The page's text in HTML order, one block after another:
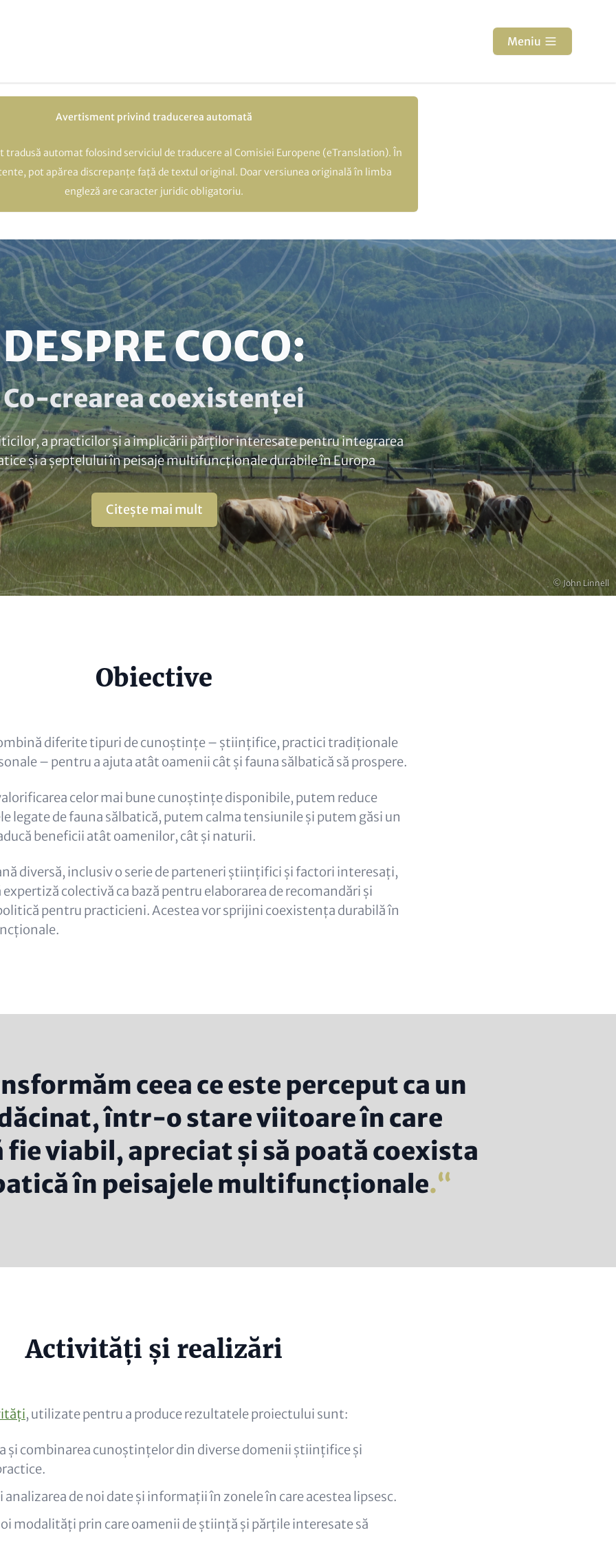
Meniu
Avertisment privind traducerea automată
tradusă automat folosind serviciul de traducere al Comisiei Europene (eTranslation). În
pot apărea discrepanțe față de textul original. Doar versiunea originală în limba
engleză are caracter juridic obligatoriu.
Copyright
© John Linnell
DESPRE COCO:
Co-crearea coexistenței
a practicilor și a implicării părților interesate pentru integrarea
și a șeptelului în peisaje multifuncționale durabile în Europa
Citește mai mult
Obiective
diferite tipuri de cunoștințe – științifice, practici tradiționale
– pentru a ajuta atât oamenii cât și fauna sălbatică să prospere.
celor mai bune cunoștințe disponibile, putem reduce
legate de fauna sălbatică, putem calma tensiunile și putem găsi un
beneficii atât oamenilor, cât și naturii.
diversă, inclusiv o serie de parteneri științifici și factori interesați,
colectivă ca bază pentru elaborarea de recomandări și
pentru practicieni. Acestea vor sprijini coexistența durabilă în
ceea ce este perceput ca un
într-o stare viitoare în care
viabil, apreciat și să poată coexista
în peisajele multifuncționale.
Activități și realizări
, utilizate pentru a produce rezultatele proiectului sunt:
și combinarea cunoștințelor din diverse domenii științifice și
analizarea de noi date și informații în zonele în care acestea lipsesc.
modalități prin care oamenii de știință și părțile interesate să